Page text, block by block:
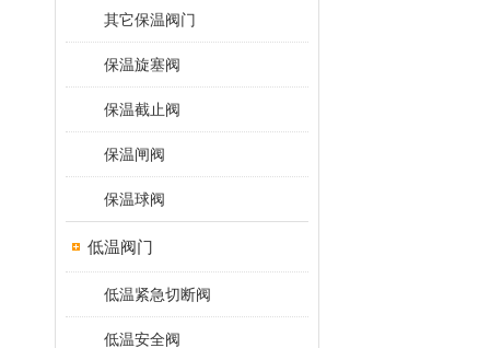
其它保温阀门
保温旋塞阀
保温截止阀
保温闸阀
保温球阀
低温阀门
低温紧急切断阀
低温安全阀